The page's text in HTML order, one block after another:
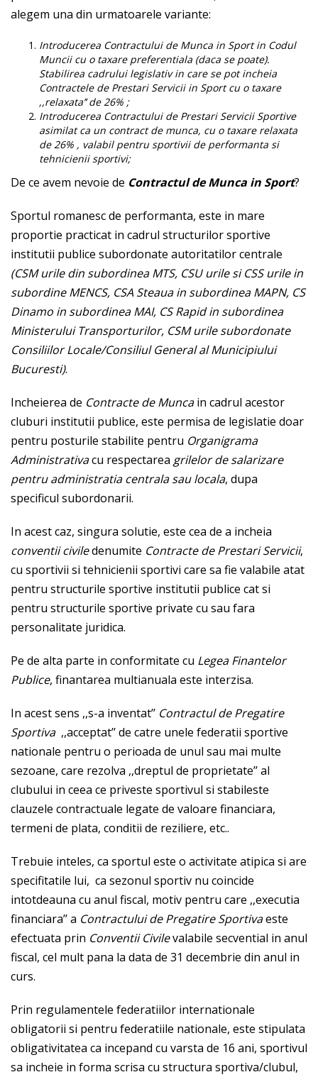
alegem una din urmatoarele variante:
Introducerea Contractului de Munca in Sport in Codul
Muncii cu o taxare preferentiala (daca se poate).
Stabilirea cadrului legislativ in care se pot incheia
Contractele de Prestari Servicii in Sport cu o taxare
,,relaxata’’ de 26% ;
Introducerea Contractului de Prestari Servicii Sportive
asimilat ca un contract de munca, cu o taxare relaxata
de 26% , valabil pentru sportivii de performanta si
tehnicienii sportivi;
De ce avem nevoie de Contractul de Munca in Sport?
Sportul romanesc de performanta, este in mare
proportie practicat in cadrul structurilor sportive
institutii publice subordonate autoritatilor centrale
(CSM urile din subordinea MTS, CSU urile si CSS urile in
subordine MENCS, CSA Steaua in subordinea MAPN, CS
Dinamo in subordinea MAI, CS Rapid in subordinea
Ministerului Transporturilor, CSM urile subordonate
Consiliilor Locale/Consiliul General al Municipiului
Bucuresti).
Incheierea de Contracte de Muncain cadrul acestor
cluburi institutii publice, este permisa de legislatie doar
pentru posturile stabilite pentru Organigrama
Administrativacu respectarea grilelor de salarizare
pentru administratia centrala sau locala, dupa
specificul subordonarii.
In acest caz, singura solutie, este cea de a incheia
conventii civiledenumite Contracte de Prestari Servicii,
cu sportivii si tehnicienii sportivi care sa fie valabile atat
pentru structurile sportive institutii publice cat si
pentru structurile sportive private cu sau fara
personalitate juridica.
Pe de alta parte in conformitate cu Legea Finantelor
Publice, finantarea multianuala este interzisa.
In acest sens ,,s-a inventat’’ Contractul de Pregatire
Sportiva,,acceptat’’ de catre unele federatii sportive
nationale pentru o perioada de unul sau mai multe
sezoane, care rezolva ,,dreptul de proprietate’’ al
clubului in ceea ce priveste sportivul si stabileste
clauzele contractuale legate de valoare financiara,
termeni de plata, conditii de reziliere, etc..
Trebuie inteles, ca sportul este o activitate atipica si are
specifitatile lui, ca sezonul sportiv nu coincide
intotdeauna cu anul fiscal, motiv pentru care ,,executia
financiara’’ a Contractului de Pregatire Sportivaeste
efectuata prin Conventii Civilevalabile secvential in anul
fiscal, cel mult pana la data de 31 decembrie din anul in
curs.
Prin regulamentele federatiilor internationale
obligatorii si pentru federatiile nationale, este stipulata
obligativitatea ca incepand cu varsta de 16 ani, sportivul
sa incheie in forma scrisa cu structura sportiva/clubul,